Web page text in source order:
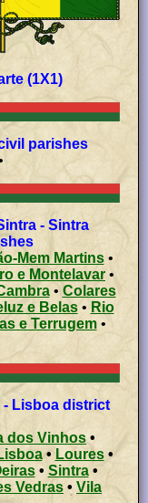
(1X1)
parishes
- Sintra
Mem Martins•
e Montelavar •
• Colares
e Belas• Rio
e Terrugem•
Lisboa district
dos Vinhos •
• Loures•
• Sintra•
Vedras • Vila